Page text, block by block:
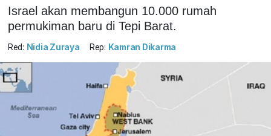
Israel akan membangun 10.000 rumah
permukiman baru di Tepi Barat.
Red: Nidia Zuraya Rep: Kamran Dikarma